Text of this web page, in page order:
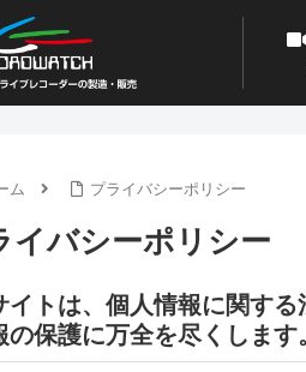
ム プライバシーポリシー
イバシーポリシー
イトは、個人情報に関す
の保護に万全を尽くします